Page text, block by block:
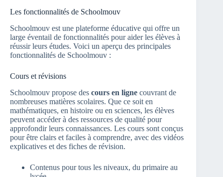
Les fonctionnalités de Schoolmouv
Schoolmouv est une plateforme éducative qui offre un
large éventail de fonctionnalités pour aider les élèves à
réussir leurs études. Voici un aperçu des principales
fonctionnalités de Schoolmouv :
Cours et révisions
Schoolmouv propose des cours en ligne couvrant de
nombreuses matières scolaires. Que ce soit en
mathématiques, en histoire ou en sciences, les élèves
peuvent accéder à des ressources de qualité pour
approfondir leurs connaissances. Les cours sont conçus
pour être clairs et faciles à comprendre, avec des vidéos
explicatives et des fiches de révision.
Contenus pour tous les niveaux, du primaire au